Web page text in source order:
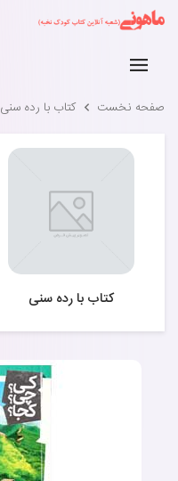
صفحه نخست کتاب با رده سنی
کتاب با رده سنی